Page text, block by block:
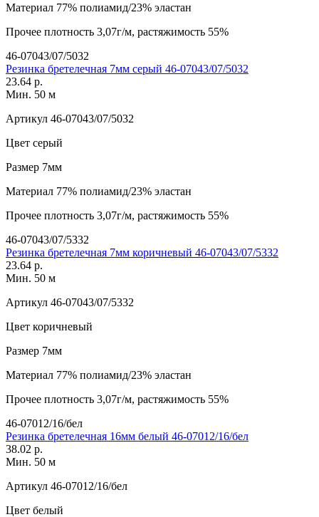
Материал 77% полиамид/23% эластан
Прочее плотность 3,07г/м, растяжимость 55%
46-07043/07/5032
Резинка бретелечная 7мм серый 46-07043/07/5032
23.64 р.
Мин. 50 м
Артикул 46-07043/07/5032
Цвет серый
Размер 7мм
Материал 77% полиамид/23% эластан
Прочее плотность 3,07г/м, растяжимость 55%
46-07043/07/5332
Резинка бретелечная 7мм коричневый 46-07043/07/5332
23.64 р.
Мин. 50 м
Артикул 46-07043/07/5332
Цвет коричневый
Размер 7мм
Материал 77% полиамид/23% эластан
Прочее плотность 3,07г/м, растяжимость 55%
46-07012/16/бел
Резинка бретелечная 16мм белый 46-07012/16/бел
38.02 р.
Мин. 50 м
Артикул 46-07012/16/бел
Цвет белый